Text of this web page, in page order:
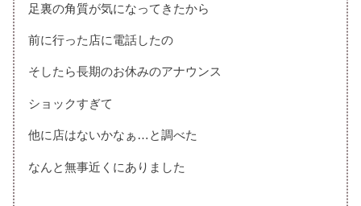
足裏の角質が気になってきたから
前に行った店に電話したの
そしたら長期のお休みのアナウンス
ショックすぎて
他に店はないかなぁ…と調べた
なんと無事近くにありました